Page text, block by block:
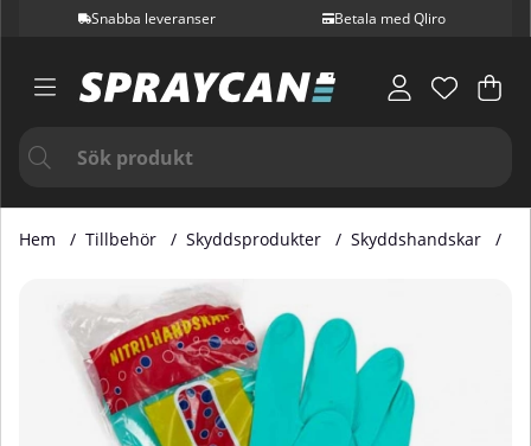
Snabba leveranser Betala med Qliro
.
Hem Tillbehör Skyddsprodukter Skyddshandskar
Produktbilder Nitrilhandske